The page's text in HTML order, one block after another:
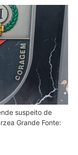
suspeito de
Grande Fonte: